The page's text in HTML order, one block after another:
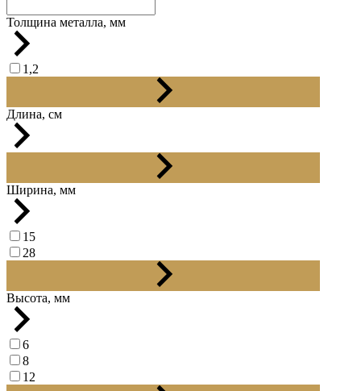
Толщина металла, мм
1,2
Длина, см
Ширина, мм
15
28
Высота, мм
6
8
12